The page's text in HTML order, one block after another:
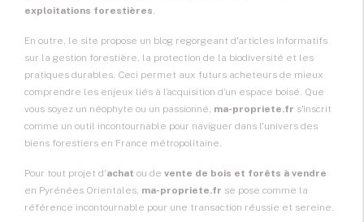
exploitations forestières.
En outre, le site propose un blog regorgeant d'articles informatifs
sur la gestion forestière, la protection de la biodiversité et les
pratiques durables. Ceci permet aux futurs acheteurs de mieux
comprendre les enjeux liés à l’acquisition d’un espace boisé. Que
vous soyez un néophyte ou un passionné, ma-propriete.fr s'inscrit
comme un outil incontournable pour naviguer dans l'univers des
biens forestiers en France métropolitaine.
Pour tout projet d'achat ou de vente de bois et forêts à vendre
en Pyrénées Orientales, ma-propriete.fr se pose comme la
référence incontournable pour une transaction réussie et sereine.